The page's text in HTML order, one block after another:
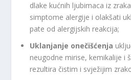
dlake kućnih ljubimaca iz
simptome alergije i olakšati
pate od alergijskih reakcija;
Uklanjanje onečišćenja
neugodne mirise, kemikalije i
rezultira čistim i svježijim